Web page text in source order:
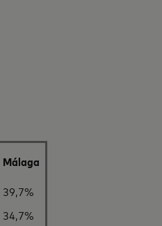
Málaga
39,7%
34,7%